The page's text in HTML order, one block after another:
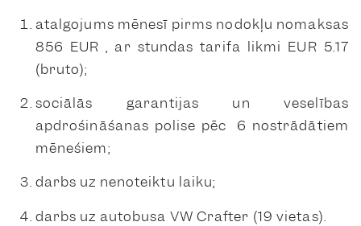
atalgojums mēnesī pirms nodokļu nomaksas
856 EUR , ar stundas tarifa likmi EUR 5.17
(bruto);
sociālās garantijas un veselības
apdrošināšanas polise pēc 6 nostrādātiem
mēnešiem;
darbs uz nenoteiktu laiku;
darbs uz autobusa VW Crafter (19 vietas).